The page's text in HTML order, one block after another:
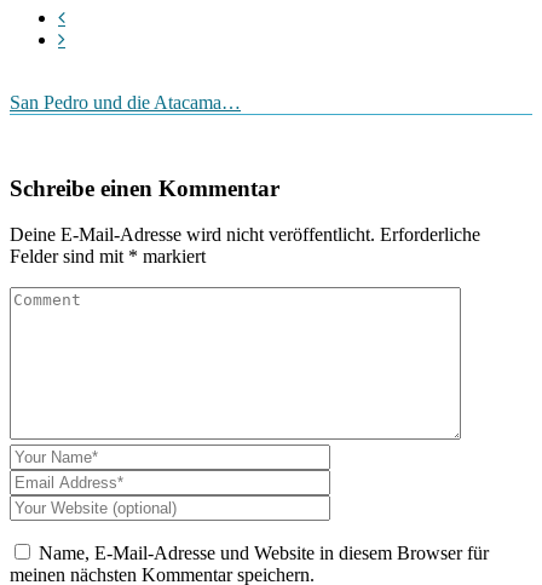
San Pedro und die Atacama…
Schreibe einen Kommentar
Deine E-Mail-Adresse wird nicht veröffentlicht. Erforderliche
Felder sind mit * markiert
Name, E-Mail-Adresse und Website in diesem Browser für
meinen nächsten Kommentar speichern.